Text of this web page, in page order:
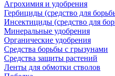
Агрохимия и удобрения
Гербициды (средство для
Инсектициды (средство для
Минеральные удобрения
Органические удобрения
Средства борьбы с грызунами
Средства защиты растений
Ленты для обмотки стволов